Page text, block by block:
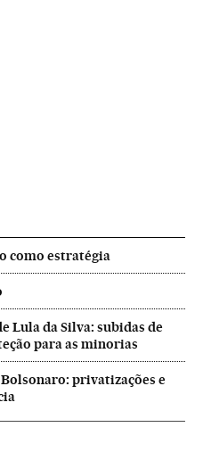
como estratégia
Lula da Silva: subidas de
para as minorias
privatizações e